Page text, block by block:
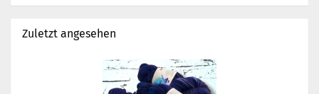
Zuletzt angesehen